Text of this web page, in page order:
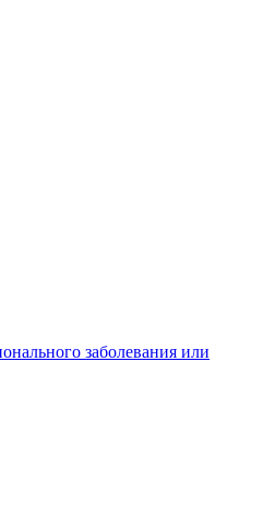
заболевания или